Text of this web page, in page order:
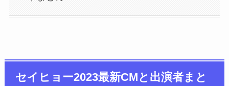
セイヒョー2023最新CMと出演者まと